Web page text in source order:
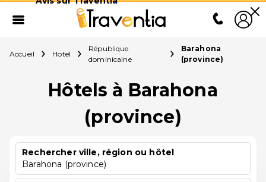
Accueil Hotel
République
dominicaine
Barahona
(province)
Hôtels à Barahona
(province)
Rechercher ville, région ou hôtel
Barahona (province)